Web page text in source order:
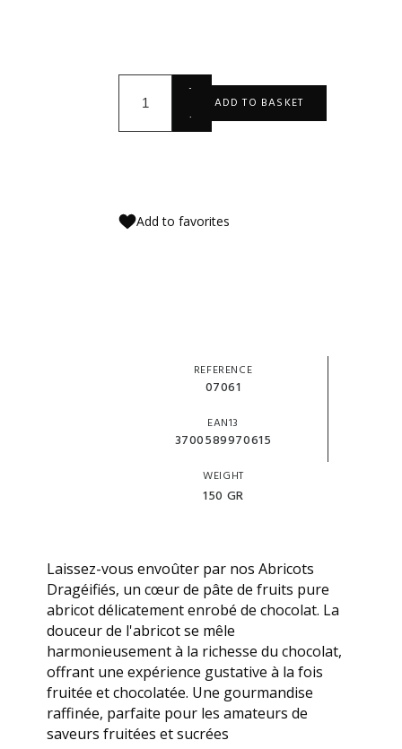
+
-
ADD TO BASKET
Add to favorites
REFERENCE
07061
EAN13
3700589970615
WEIGHT
150 GR
Laissez-vous envoûter par nos Abricots
Dragéifiés, un cœur de pâte de fruits pure
abricot délicatement enrobé de chocolat. La
douceur de l'abricot se mêle
harmonieusement à la richesse du chocolat,
offrant une expérience gustative à la fois
fruitée et chocolatée. Une gourmandise
raffinée, parfaite pour les amateurs de
saveurs fruitées et sucrées